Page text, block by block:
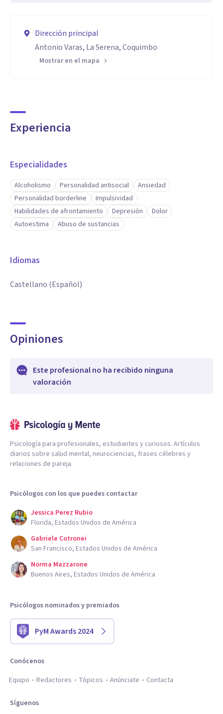
Dirección principal
Antonio Varas, La Serena, Coquimbo
Mostrar en el mapa
Experiencia
Especialidades
Alcoholismo Personalidad antisocial
Ansiedad
Personalidad borderline
Impulsividad
Habilidades de afrontamiento
Depresión
Dolor
Autoestima
Abuso de sustancias
Idiomas
Castellano (Español)
Opiniones
Este profesional no ha recibido ninguna
valoración
Psicología para profesionales, estudiantes y curiosos. Artículos
diarios sobre salud mental, neurociencias, frases célebres y
relaciones de pareja.
Psicólogos con los que puedes contactar
Jessica Perez Rubio
Florida, Estados Unidos de América
Gabriele Cotronei
San Francisco, Estados Unidos de América
Norma Mazzarone
Buenos Aires, Estados Unidos de América
Psicólogos nominados y premiados
PyM Awards 2024
Conócenos
Equipo
Redactores Tópicos Anúnciate Contacta
Síguenos